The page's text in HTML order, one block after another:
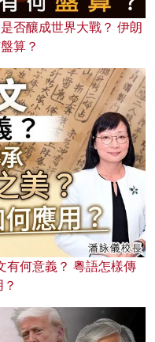
否釀成世界大戰？ 伊朗
算？
有何意義？ 粵語怎樣傳